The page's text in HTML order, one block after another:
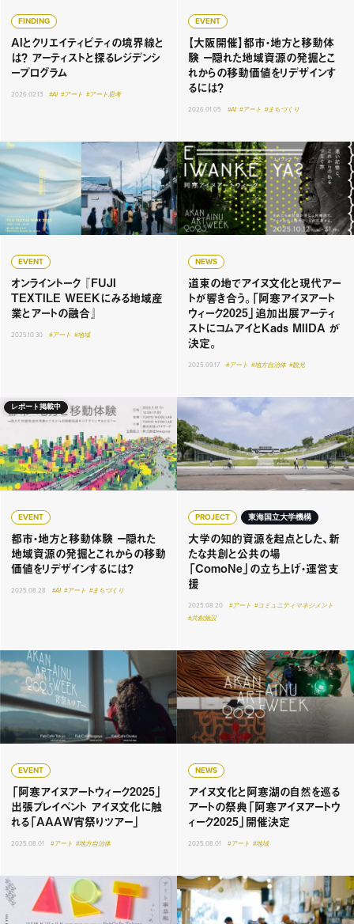
FINDING
AIとクリエイティビティの境界線と
は？ アーティストと探るレジデンシ
ープログラム
2026.02.13 #AI #アート #アート思考
EVENT
【大阪開催】都市・地方と移動体
験 ー隠れた地域資源の発掘とこ
れからの移動価値をリデザインす
るには？
2026.01.05 #AI #アート #まちづくり
EVENT
オンライントーク 『FUJI
TEXTILE WEEKにみる地域産
業とアートの融合』
2025.10.30 #アート #地域
NEWS
道東の地でアイヌ文化と現代アー
トが響き合う。「阿寒アイヌアート
ウィーク2025」追加出展アーティ
ストにコムアイとKads MIIDA が
決定。
2025.09.17 #アート #地方自治体 #観光
レポート掲載中
EVENT
都市・地方と移動体験 ー隠れた
地域資源の発掘とこれからの移動
価値をリデザインするには？
2025.08.28 #AI #アート #まちづくり
PROJECT 東海国立大学機構
大学の知的資源を起点とした、新
たな共創と公共の場
「ComoNe」の立ち上げ・運営支
援
2025.08.20 #アート #コミュニティマネジメント
#共創施設
EVENT
「阿寒アイヌアートウィーク2025」
出張プレイベント アイヌ文化に触
れる「AAAW宵祭りツアー」
2025.08.01 #アート #地方自治体
NEWS
アイヌ文化と阿寒湖の自然を巡る
アートの祭典「阿寒アイヌアートウ
ィーク2025」開催決定
2025.08.01 #アート #地域